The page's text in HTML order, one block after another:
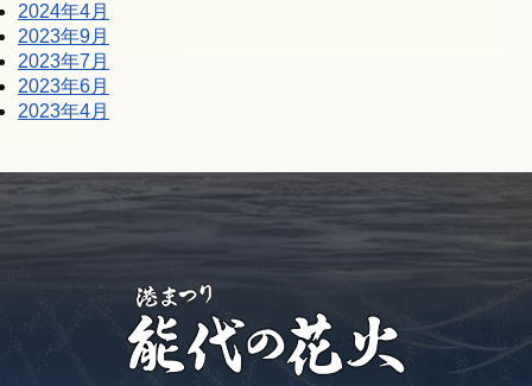
2024年4月
2023年9月
2023年7月
2023年6月
2023年4月